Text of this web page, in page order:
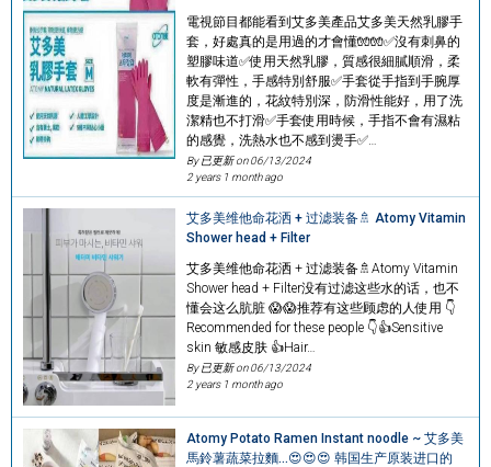
電視節目都能看到艾多美產品艾多美天然乳膠手
套，好處真的是用過的才會懂🧤🧤✅沒有刺鼻的
塑膠味道✅使用天然乳膠，質感很細膩順滑，柔
軟有彈性，手感特別舒服✅手套從手指到手腕厚
度是漸進的，花紋特別深，防滑性能好，用了洗
潔精也不打滑✅手套使用時候，手指不會有濕粘
的感覺，洗熱水也不感到燙手✅…
By 已更新 on06/13/2024
2 years 1 month ago
艾多美维他命花洒 + 过滤装备🚿 Atomy Vitamin
Shower head + Filter
艾多美维他命花洒 + 过滤装备🚿Atomy Vitamin
Shower head + Filter没有过滤这些水的话，也不
懂会这么肮脏 😱😱推荐有这些顾虑的人使用 👇
Recommended for these people 👇👍Sensitive
skin 敏感皮肤 👍Hair…
By 已更新 on06/13/2024
2 years 1 month ago
Atomy Potato Ramen Instant noodle ~ 艾多美
馬鈴薯蔬菜拉麵...😍😍😍 韩国生产原装进口的